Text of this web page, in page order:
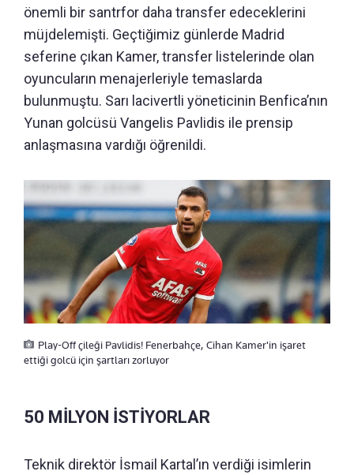
önemli bir santrfor daha transfer edeceklerini
müjdelemişti. Geçtiğimiz günlerde Madrid
seferine çıkan Kamer, transfer listelerinde olan
oyuncuların menajerleriyle temaslarda
bulunmuştu. Sarı lacivertli yöneticinin Benfica’nın
Yunan golcüsü Vangelis Pavlidis ile prensip
anlaşmasına vardığı öğrenildi.
Play-Off çileği Pavlidis! Fenerbahçe, Cihan Kamer'in işaret
ettiği golcü için şartları zorluyor
50 MİLYON İSTİYORLAR
Teknik direktör İsmail Kartal’ın verdiği isimlerin